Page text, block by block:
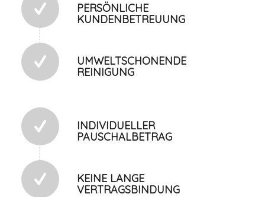
PERSÖNLICHE
KUNDENBETREUUNG
UMWELTSCHONENDE
REINIGUNG
INDIVIDUELLER
PAUSCHALBETRAG
KEINE LANGE
VERTRAGSBINDUNG